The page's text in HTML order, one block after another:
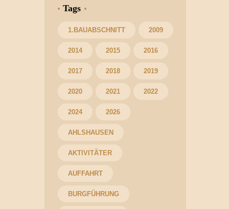
Tags
1.BAUABSCHNITT 2009
2014 2015 2016
2017 2018 2019
2020 2021 2022
2024 2026
AHLSHAUSEN
AKTIVITÄTER
AUFFAHRT
BURGFÜHRUNG